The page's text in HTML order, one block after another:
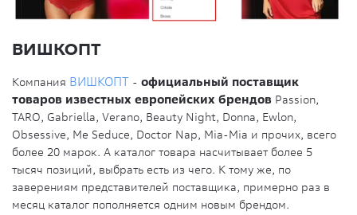
ВИШКОПТ
Компания ВИШКОПТ - официальный поставщик
товаров известных европейских брендов Passion,
TARO, Gabriella, Verano, Beauty Night, Donna, Ewlon,
Obsessive, Me Seduce, Doctor Nap, Mia-Mia и прочих, всего
более 20 марок. А каталог товара насчитывает более 5
тысяч позиций, выбрать есть из чего. К тому же, по
заверениям представителей поставщика, примерно раз в
месяц каталог пополняется одним новым брендом.